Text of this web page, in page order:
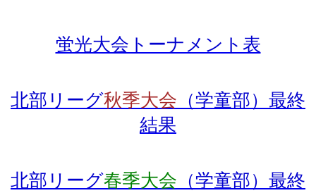
蛍光大会トーナメント表
北部リーグ秋季大会 （学童部）最終
結果
北部リーグ春季大会 （学童部）最終